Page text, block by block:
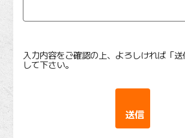
入力内容をご確認の上、よろしければ「
して下さい。